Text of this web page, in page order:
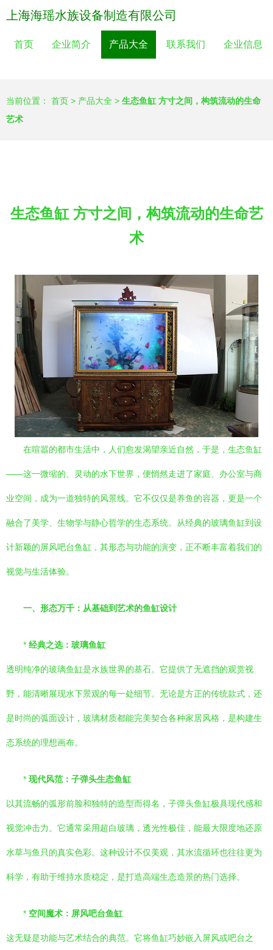
上海海瑶水族设备制造有限公司
首页 企业简介 产品大全 联系我们 企业信息
当前位置： 首页 > 产品大全 > 生态鱼缸 方寸之间，构筑流动的生命
艺术
生态鱼缸 方寸之间，构筑流动的生命艺
术
在喧嚣的都市生活中，人们愈发渴望亲近自然，于是，生态鱼缸
——这一微缩的、灵动的水下世界，便悄然走进了家庭、办公室与商
业空间，成为一道独特的风景线。它不仅仅是养鱼的容器，更是一个
融合了美学、生物学与静心哲学的生态系统。从经典的玻璃鱼缸到设
计新颖的屏风吧台鱼缸，其形态与功能的演变，正不断丰富着我们的
视觉与生活体验。
一、形态万千：从基础到艺术的鱼缸设计
* 经典之选：玻璃鱼缸
透明纯净的玻璃鱼缸是水族世界的基石。它提供了无遮挡的观赏视
野，能清晰展现水下景观的每一处细节。无论是方正的传统款式，还
是时尚的弧面设计，玻璃材质都能完美契合各种家居风格，是构建生
态系统的理想画布。
* 现代风范：子弹头生态鱼缸
以其流畅的弧形前脸和独特的造型而得名，子弹头鱼缸极具现代感和
视觉冲击力。它通常采用超白玻璃，透光性极佳，能最大限度地还原
水草与鱼只的真实色彩。这种设计不仅美观，其水流循环也往往更为
科学，有助于维持水质稳定，是打造高端生态造景的热门选择。
* 空间魔术：屏风吧台鱼缸
这无疑是功能与艺术结合的典范。它将鱼缸巧妙嵌入屏风或吧台之